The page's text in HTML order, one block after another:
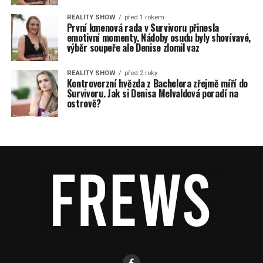
REALITY SHOW před 1 rokem
První kmenová rada v Survivoru přinesla
emotivní momenty. Nádoby osudu byly shovívavé,
výběr soupeře ale Denise zlomil vaz
REALITY SHOW před 2 roky
Kontroverzní hvězda z Bachelora zřejmě míří do
Survivoru. Jak si Denisa Melvaldová poradí na
ostrově?